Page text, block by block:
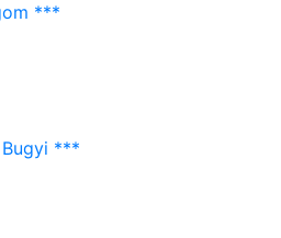
***
***